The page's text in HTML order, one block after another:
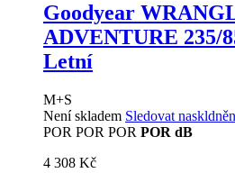
Goodyear
ADVENTURE 235/
Letní
M+S
Není skladem Sledovat
POR POR POR POR dB
4 308 Kč